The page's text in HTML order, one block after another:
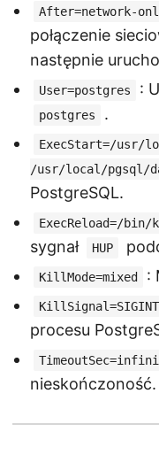
After=network-
połączenie
następnie
User=postgres :
postgres .
ExecStart=/usr/
/usr/local/pgsql/
PostgreSQL.
ExecReload=/bin/
sygnał
HUP
KillMode=mixed :
KillSignal=SIGINT
procesu
nieskończoność.